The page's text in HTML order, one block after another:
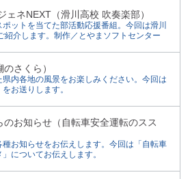
ェネNEXT（滑川高校 吹奏楽部）
ットを当てた部活動応援番組。今回は滑川
紹介します。制作／とやまソフトセンター
さくら）
県内各地の風景をお楽しみください。今回は
をお送りします。
のお知らせ（自転車安全運転のスス
種お知らせをお伝えします。今回は「自転車
についてお伝えします。